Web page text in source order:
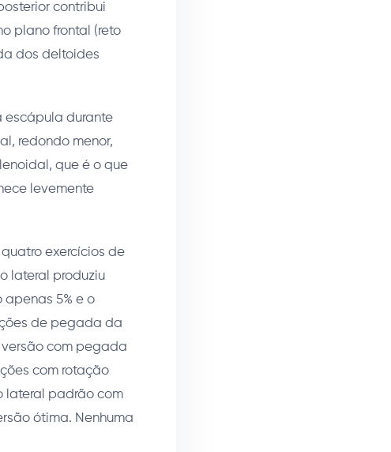
contribui
plano frontal (reto
dos deltoides
escápula durante
redondo menor,
que é o que
levemente
exercícios de
lateral produziu
apenas 5% e o
de pegada da
com pegada
com rotação
lateral padrão com
ótima. Nenhuma